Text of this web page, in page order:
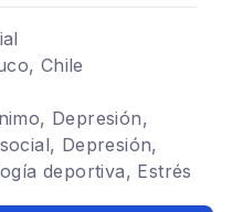
Chile
Depresión,
Depresión,
deportiva, Estrés